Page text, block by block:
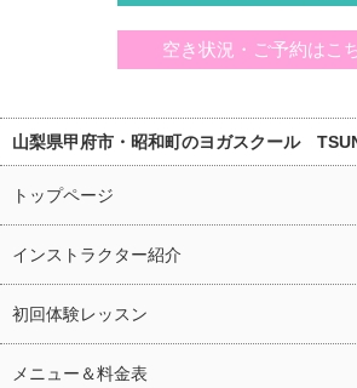
空き状況・ご予約はこ
山梨県甲府市・昭和町のヨガスクール
トップページ
インストラクター紹介
初回体験レッスン
メニュー＆料金表